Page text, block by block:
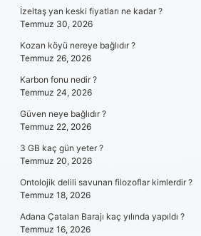
İzeltaş yan keski fiyatları ne kadar ?
Temmuz 30, 2026
Kozan köyü nereye bağlıdır ?
Temmuz 26, 2026
Karbon fonu nedir ?
Temmuz 24, 2026
Güven neye bağlıdır ?
Temmuz 22, 2026
3 GB kaç gün yeter ?
Temmuz 20, 2026
Ontolojik delili savunan filozoflar kimlerdir ?
Temmuz 18, 2026
Adana Çatalan Barajı kaç yılında yapıldı ?
Temmuz 16, 2026